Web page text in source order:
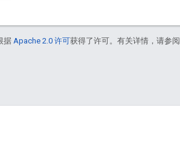
据 Apache 2.0 许可获得了许可。有关详情，请参阅